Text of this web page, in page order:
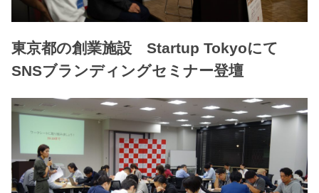
東京都の創業施設 Startup Tokyoにて
SNSブランディングセミナー登壇